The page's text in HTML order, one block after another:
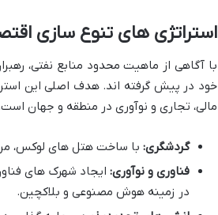
استراتژی های تنوع سازی
با آگاهی از ماهیت محدود منابع نفتی،
خود در پیش گرفته اند. هدف اصلی این
مالی، تجاری و نوآوری در منطقه و جهان
گردشگری: با ساخت هتل های لوکس،
فناوری و نوآوری: ایجاد شهرک های
در زمینه هوش مصنوعی و بلاکچین.